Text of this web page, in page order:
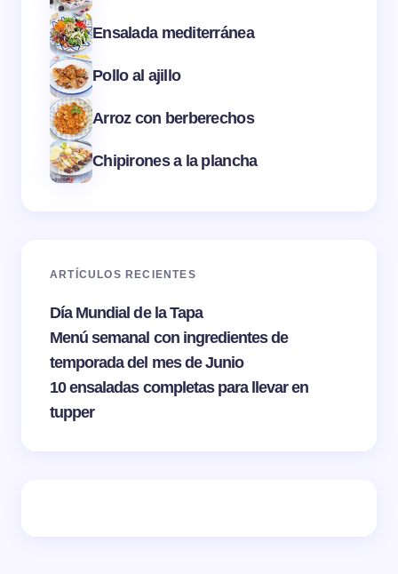
Ensalada mediterránea
Pollo al ajillo
Arroz con berberechos
Chipirones a la plancha
ARTÍCULOS RECIENTES
Día Mundial de la Tapa
Menú semanal con ingredientes de
temporada del mes de Junio
10 ensaladas completas para llevar en
tupper